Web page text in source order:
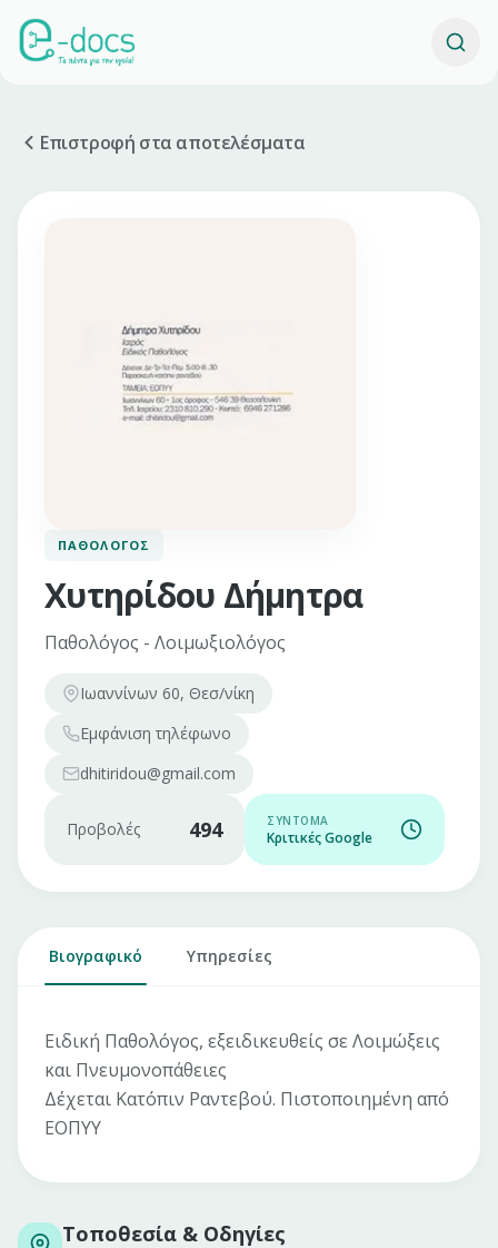
Επιστροφή στα αποτελέσματα
ΠΑΘΟΛΌΓΟΣ
Χυτηρίδου Δήμητρα
Παθολόγος - Λοιμωξιολόγος
Ιωαννίνων 60, Θεσ/νίκη
Εμφάνιση τηλέφωνο
dhitiridou@gmail.com
Προβολές 494 ΣΎΝΤΟΜΑ
Κριτικές Google
Βιογραφικό Υπηρεσίες
Ειδική Παθολόγος, εξειδικευθείς σε Λοιμώξεις
και Πνευμονοπάθειες
Δέχεται Κατόπιν Ραντεβού. Πιστοποιημένη από
ΕΟΠΥΥ
Τοποθεσία & Οδηγίες